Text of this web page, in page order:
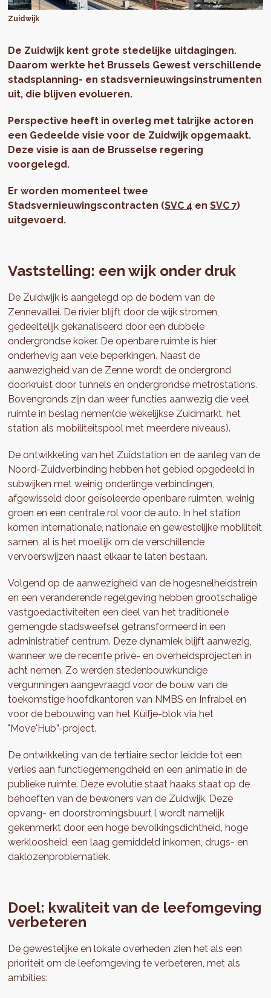
Zuidwijk
De Zuidwijk kent grote stedelijke uitdagingen.
Daarom werkte het Brussels Gewest verschillende
stadsplanning- en stadsvernieuwingsinstrumenten
uit, die blijven evolueren.
Perspective heeft in overleg met talrijke actoren
een Gedeelde visie voor de Zuidwijk opgemaakt.
Deze visie is aan de Brusselse regering
voorgelegd.
Er worden momenteel twee
Stadsvernieuwingscontracten (SVC 4 enSVC 7)
uitgevoerd.
Vaststelling: een wijk onder druk
De Zuidwijk is aangelegd op de bodem van de
Zennevallei. De rivier blijft door de wijk stromen,
gedeeltelijk gekanaliseerd door een dubbele
ondergrondse koker. De openbare ruimte is hier
onderhevig aan vele beperkingen. Naast de
aanwezigheid van de Zenne wordt de ondergrond
doorkruist door tunnels en ondergrondse metrostations.
Bovengronds zijn dan weer functies aanwezig die veel
ruimte in beslag nemen(de wekelijkse Zuidmarkt, het
station als mobiliteitspool met meerdere niveaus).
De ontwikkeling van het Zuidstation en de aanleg van de
Noord-Zuidverbinding hebben het gebied opgedeeld in
subwijken met weinig onderlinge verbindingen,
afgewisseld door geïsoleerde openbare ruimten, weinig
groen en een centrale rol voor de auto. In het station
komen internationale, nationale en gewestelijke mobiliteit
samen, al is het moeilijk om de verschillende
vervoerswijzen naast elkaar te laten bestaan.
Volgend op de aanwezigheid van de hogesnelheidstrein
en een veranderende regelgeving hebben grootschalige
vastgoedactiviteiten een deel van het traditionele
gemengde stadsweefsel getransformeerd in een
administratief centrum. Deze dynamiek blijft aanwezig,
wanneer we de recente privé- en overheidsprojecten in
acht nemen. Zo werden stedenbouwkundige
vergunningen aangevraagd voor de bouw van de
toekomstige hoofdkantoren van NMBS en Infrabel en
voor de bebouwing van het Kuifje-blok via het
"Move'Hub”-project.
De ontwikkeling van de tertiaire sector leidde tot een
verlies aan functiegemengdheid en een animatie in de
publieke ruimte. Deze evolutie staat haaks staat op de
behoeften van de bewoners van de Zuidwijk. Deze
opvang- en doorstromingsbuurt l wordt namelijk
gekenmerkt door een hoge bevolkingsdichtheid, hoge
werkloosheid, een laag gemiddeld inkomen, drugs- en
daklozenproblematiek.
Doel: kwaliteit van de leefomgeving
verbeteren
De gewestelijke en lokale overheden zien het als een
prioriteit om de leefomgeving te verbeteren, met als
ambities: